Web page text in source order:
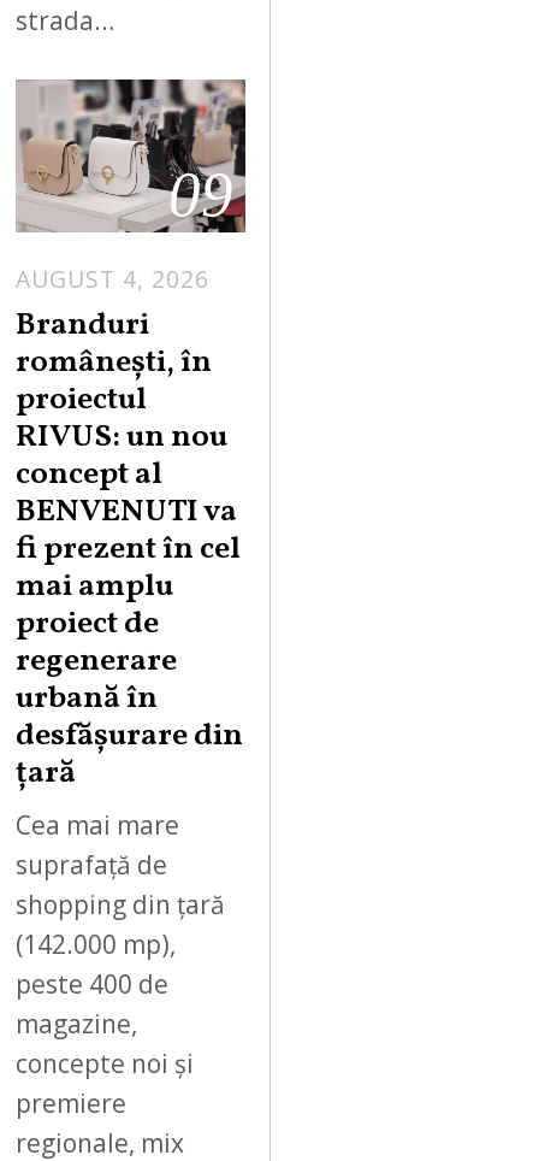
strada…
09
AUGUST 4, 2026
Branduri
românești, în
proiectul
RIVUS: un nou
concept al
BENVENUTI va
fi prezent în cel
mai amplu
proiect de
regenerare
urbană în
desfășurare din
țară
Cea mai mare
suprafață de
shopping din țară
(142.000 mp),
peste 400 de
magazine,
concepte noi și
premiere
regionale, mix